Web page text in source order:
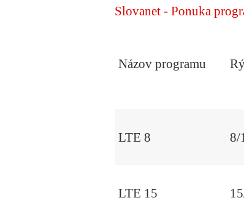
Slovanet - Ponuka
Názov programu
LTE 8 8/
LTE 15